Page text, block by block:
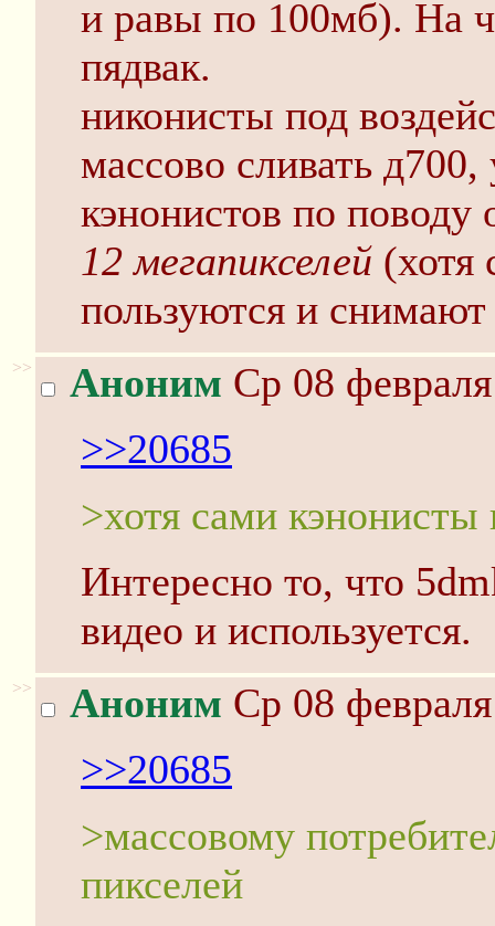
и равы по 100мб). На
пядвак.
никонисты под
массово сливать
кэнонистов по поводу
12 мегапикселей (хотя
пользуются и
>> Аноним Ср 08
>>20685
>хотя сами кэнонисты
Интересно то, что
видео и используется.
>> Аноним Ср 08
>>20685
>массовому
пикселей